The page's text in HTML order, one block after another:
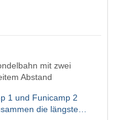
mit zwei
Abstand
1 und Funicamp 2
die längste…